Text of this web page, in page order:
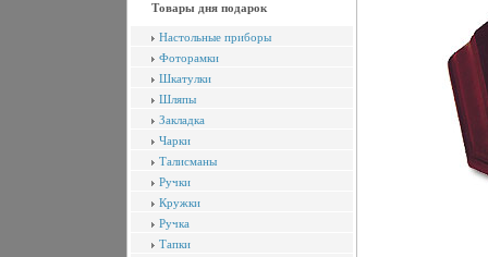
Товары дня подарок
Настольные приборы
Фоторамки
Шкатулки
Шляпы
Закладка
Чарки
Талисманы
Ручки
Кружки
Ручка
Тапки